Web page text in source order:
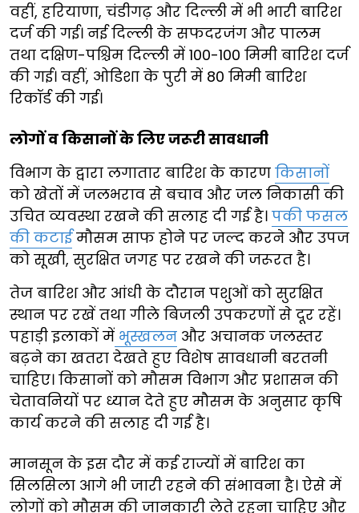
वहीं, हरियाणा, चंडीगढ़ और दिल्ली में भी भारी बारिश
दर्ज की गई। नई दिल्ली के सफदरजंग और पालम
तथा दक्षिण-पश्चिम दिल्ली में 100-100 मिमी बारिश दर्ज
की गई। वहीं, ओडिशा के पुरी में 80 मिमी बारिश
रिकॉर्ड की गई।
लोगों व किसानों के लिए जरूरी सावधानी
विभाग के द्वारा लगातार बारिश के कारण किसानों
को खेतों में जलभराव से बचाव और जल निकासी की
उचित व्यवस्था रखने की सलाह दी गई है। पकी फसल
की कटाईमौसम साफ होने पर जल्द करने और उपज
को सूखी, सुरक्षित जगह पर रखने की जरूरत है।
तेज बारिश और आंधी के दौरान पशुओं को सुरक्षित
स्थान पर रखें तथा गीले बिजली उपकरणों से दूर रहें।
पहाड़ी इलाकों में भूस्खलन और अचानक जलस्तर
बढ़ने का खतरा देखते हुए विशेष सावधानी बरतनी
चाहिए। किसानों को मौसम विभाग और प्रशासन की
चेतावनियों पर ध्यान देते हुए मौसम के अनुसार कृषि
कार्य करने की सलाह दी गई है।
मानसून के इस दौर में कई राज्यों में बारिश का
सिलसिला आगे भी जारी रहने की संभावना है। ऐसे में
लोगों को मौसम की जानकारी लेते रहना चाहिए और